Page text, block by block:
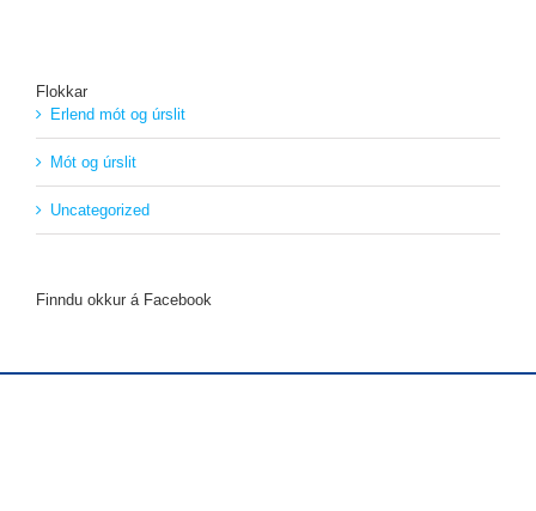
Flokkar
Erlend mót og úrslit
Mót og úrslit
Uncategorized
Finndu okkur á Facebook